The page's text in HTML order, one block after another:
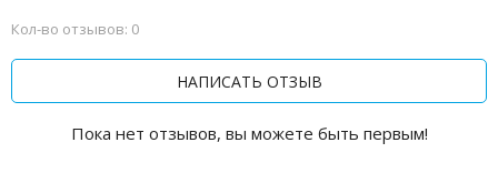
Кол-во отзывов: 0
НАПИСАТЬ ОТЗЫВ
Пока нет отзывов, вы можете быть первым!